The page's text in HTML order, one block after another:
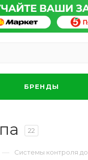
БРЕНДЫ
22
— Системы контроля